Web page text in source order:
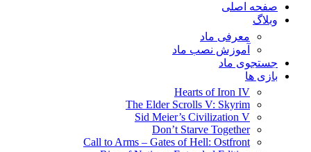
صفحه اصلی
وبلاگ
معرفی ماد
آموزش نصب ماد
جستجوی ماد
بازی ها
Hearts of Iron IV
The Elder Scrolls V: Skyrim
Sid Meier’s Civilization V
Don’t Starve Together
Call to Arms – Gates of Hell: Ostfront